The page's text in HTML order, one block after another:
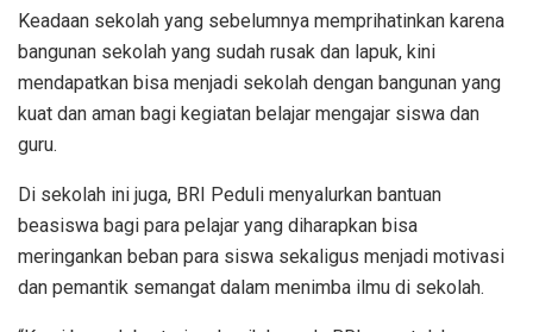
Keadaan sekolah yang sebelumnya memprihatinkan karena
bangunan sekolah yang sudah rusak dan lapuk, kini
mendapatkan bisa menjadi sekolah dengan bangunan yang
kuat dan aman bagi kegiatan belajar mengajar siswa dan
guru.
Di sekolah ini juga, BRI Peduli menyalurkan bantuan
beasiswa bagi para pelajar yang diharapkan bisa
meringankan beban para siswa sekaligus menjadi motivasi
dan pemantik semangat dalam menimba ilmu di sekolah.